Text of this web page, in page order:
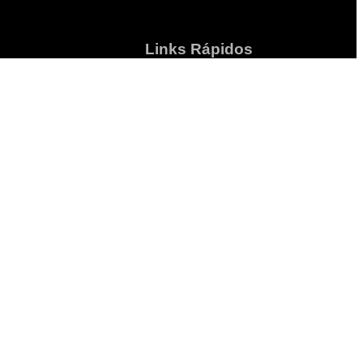
Links Rápidos